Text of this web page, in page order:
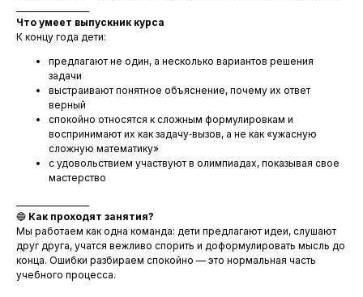
Что умеет выпускник курса
К концу года дети:
предлагают не один, а несколько вариантов решения
задачи
выстраивают понятное объяснение, почему их ответ
верный
спокойно относятся к сложным формулировкам и
воспринимают их как задачу‑вызов, а не как «ужасную
сложную математику»
с удовольствием участвуют в олимпиадах, показывая свое
мастерство
🔵 Как проходят занятия?
Мы работаем как одна команда: дети предлагают идеи, слушают
друг друга, учатся вежливо спорить и доформулировать мысль до
конца. Ошибки разбираем спокойно — это нормальная часть
учебного процесса.